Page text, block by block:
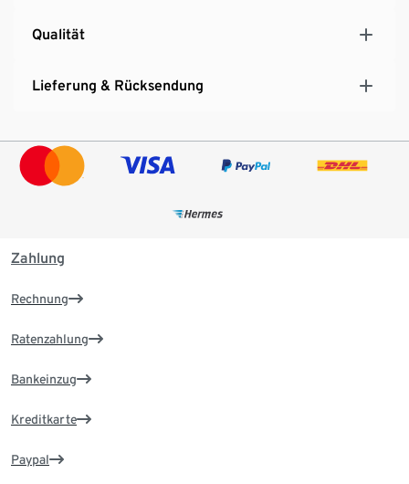
Qualität
Lieferung & Rücksendung
Zahlung
Rechnung
Ratenzahlung
Bankeinzug
Kreditkarte
Paypal